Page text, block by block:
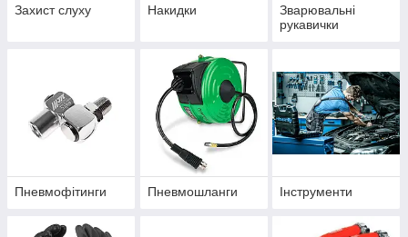
Захист слуху Накидки
Зварювальні
рукавички
Пневмофітинги Пневмошланги Інструменти